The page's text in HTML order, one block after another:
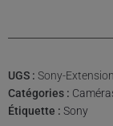
UGS : Sony-
Catégories :
Étiquette : Sony